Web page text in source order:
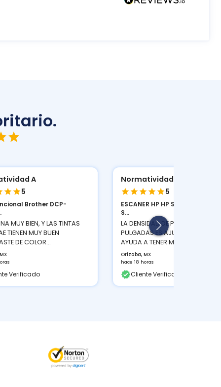
A
5
Brother DCP-
MUY BIEN, Y LAS TINTAS
TIENEN MUY BUEN
DE COLOR...
Verificado
Normatividad A
5
ESCANER HP HP SCANJET PRO
S...
LA DENSIDAD DE PIXELES POR
PULGADAS ES AJUSTABLE LO QUE
AYUDA A TENER MEJOR...
Orizaba, MX
hace 18 horas
Cliente Verificado